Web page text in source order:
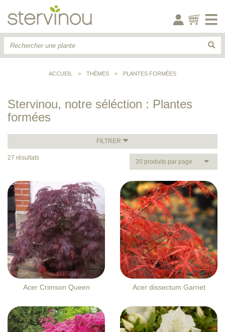
ACCUEIL > THÈMES > PLANTES FORMÉES
Stervinou, notre séléction : Plantes
formées
FILTRER
27 résultats
20 produits par page
Acer Crimson Queen Acer dissectum Garnet